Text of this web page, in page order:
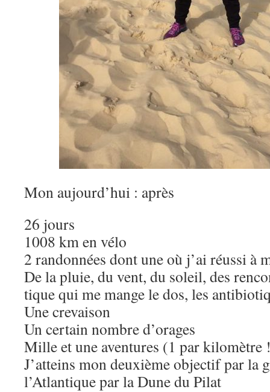
Mon aujourd’hui : après
26 jours
1008 km en vélo
2 randonnées dont une où j’ai réussi à
De la pluie, du vent, du soleil, des
tique qui me mange le dos, les
Une crevaison
Un certain nombre d’orages
Mille et une aventures (1 par kilomètre
J’atteins mon deuxième objectif par la
l’Atlantique par la Dune du Pilat